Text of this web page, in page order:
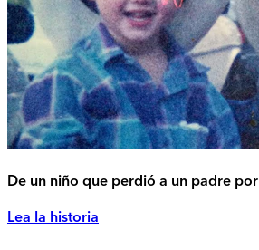
De un niño que perdió a un padre
Lea la historia